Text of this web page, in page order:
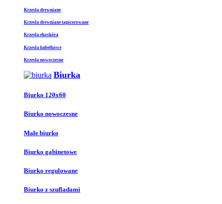
Krzesła drewniane
Krzesła drewniane tapicerowane
Krzesła ekoskóra
Krzesła kubełkowe
Krzesła nowoczesne
Biurka
Biurko 120x60
Biurko nowoczesne
Małe biurko
Biurko gabinetowe
Biurko regulowane
Biurko z szufladami